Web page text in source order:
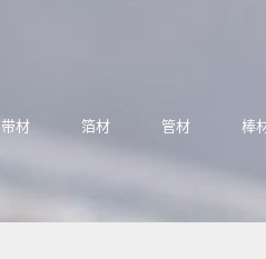
带材 箔材 管材 棒